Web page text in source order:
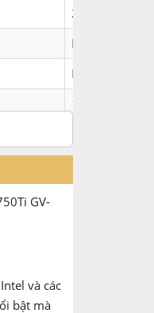
2.3 GHz –
N / A
DDR4- 1600/
18 Core
GV-
và các
bật mà